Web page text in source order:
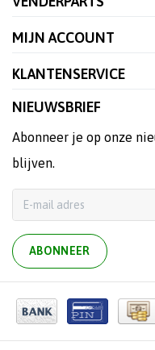
MIJN ACCOUNT
KLANTENSERVICE
NIEUWSBRIEF
Abonneer je op onze
blijven.
ABONNEER